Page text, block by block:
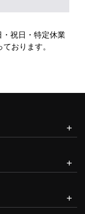
祝日・特定休業
おります。